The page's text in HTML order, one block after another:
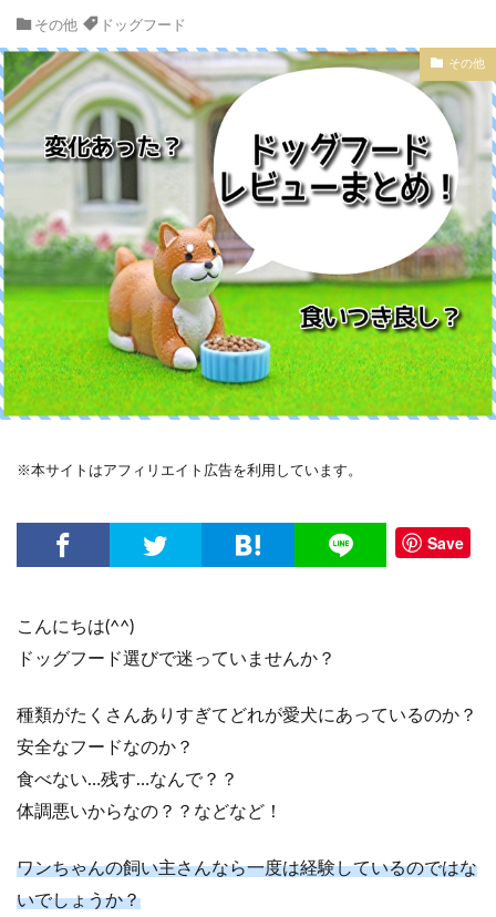
その他 ドッグフード
その他
※本サイトはアフィリエイト広告を利用しています。
Save
こんにちは(^^)
ドッグフード選びで迷っていませんか？
種類がたくさんありすぎてどれが愛犬にあっているのか？
安全なフードなのか？
食べない…残す…なんで？？
体調悪いからなの？？などなど！
ワンちゃんの飼い主さんなら一度は経験しているのではな
いでしょうか？